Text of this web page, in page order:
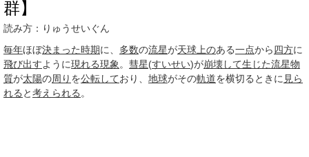
群】
読み方：りゅうせいぐん
毎年ほぼ決まった時期に、 多数の流星が天球 上のある一点から四方に
飛び出すように現れる現象 。 彗星(すいせい)が崩壊して生じた流星物
質が太陽の周り を公転しており、 地球がその軌道を横切るときに 見ら
れる と考えられる 。